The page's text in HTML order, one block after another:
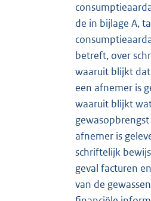
de in bijlage A,
betreft, over
waaruit blijkt
een afnemer is
waaruit blijkt
afnemer is
schriftelijk
geval facturen
van de